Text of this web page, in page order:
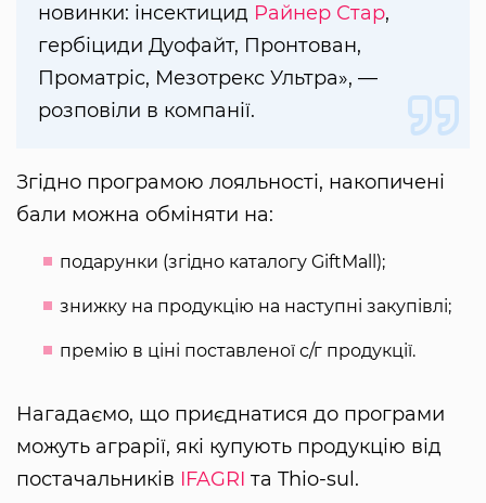
новинки: інсектицид Райнер Стар,
гербіциди Дуофайт, Пронтован,
Проматріс, Мезотрекс Ультра», —
розповіли в компанії.
Згідно програмою лояльності, накопичені
бали можна обміняти на:
подарунки (згідно каталогу GiftMall);
знижку на продукцію на наступні закупівлі;
премію в ціні поставленої с/г продукції.
Нагадаємо, що приєднатися до програми
можуть аграрії, які купують продукцію від
постачальників IFAGRI та Thio-sul.